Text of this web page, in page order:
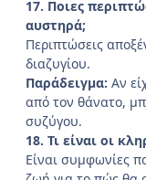
17. Ποιες
αυστηρά;
Περιπτώσεις
διαζυγίου.
Παράδειγμα: Αν
από τον θάνατο,
συζύγου.
18. Τι είναι οι
Είναι συμφωνίες